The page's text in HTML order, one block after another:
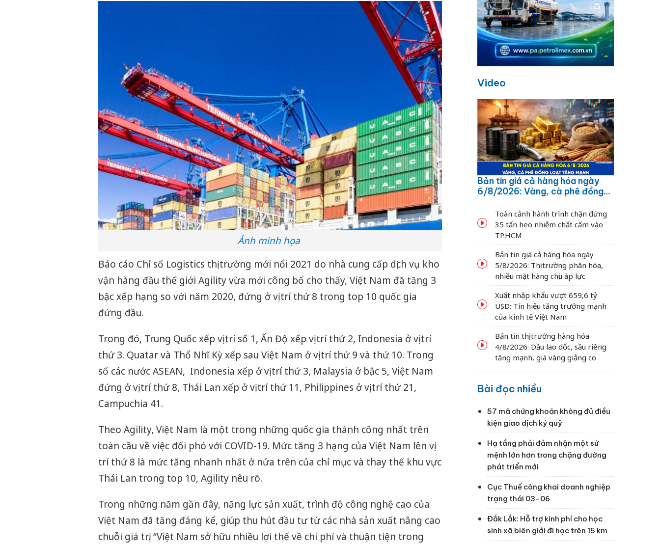
Ảnh minh họa
Báo cáo Chỉ số Logistics thị trường mới nổi 2021 do nhà cung cấp dịch vụ kho
vận hàng đầu thế giới Agility vừa mới công bố cho thấy, Việt Nam đã tăng 3
bậc xếp hạng so với năm 2020, đứng ở vị trí thứ 8 trong top 10 quốc gia
đứng đầu.
Trong đó, Trung Quốc xếp vị trí số 1, Ấn Độ xếp vị trí thứ 2, Indonesia ở vị trí
thứ 3. Quatar và Thổ Nhĩ Kỳ xếp sau Việt Nam ở vị trí thứ 9 và thứ 10. Trong
số các nước ASEAN, Indonesia xếp ở vị trí thứ 3, Malaysia ở bậc 5, Việt Nam
đứng ở vị trí thứ 8, Thái Lan xếp ở vị trí thứ 11, Philippines ở vị trí thứ 21,
Campuchia 41.
Theo Agility, Việt Nam là một trong những quốc gia thành công nhất trên
toàn cầu về việc đối phó với COVID-19. Mức tăng 3 hạng của Việt Nam lên vị
trí thứ 8 là mức tăng nhanh nhất ở nửa trên của chỉ mục và thay thế khu vực
Thái Lan trong top 10, Agility nêu rõ.
Trong những năm gần đây, năng lực sản xuất, trình độ công nghệ cao của
Việt Nam đã tăng đáng kể, giúp thu hút đầu tư từ các nhà sản xuất nâng cao
chuỗi giá trị. “Việt Nam sở hữu nhiều lợi thế về chi phí và thuận tiện trong
Video
Bản tin giá cả hàng hóa ngày
6/8/2026: Vàng, cà phê đồng
Toàn cảnh hành trình chặn đứng
35 tấn heo nhiễm chất cấm vào
TP.HCM
Bản tin giá cả hàng hóa ngày
5/8/2026: Thị trường phân hóa,
nhiều mặt hàng chịu áp lực
Xuất nhập khẩu vượt 659,6 tỷ
USD: Tín hiệu tăng trưởng mạnh
của kinh tế Việt Nam
Bản tin thị trường hàng hóa
4/8/2026: Dầu lao dốc, sầu riêng
tăng mạnh, giá vàng giằng co
Bài đọc nhiều
57 mã chứng khoán không đủ điều
kiện giao dịch ký quỹ
Hạ tầng phải đảm nhận một sứ
mệnh lớn hơn trong chặng đường
phát triển mới
Cục Thuế công khai doanh nghiệp
trạng thái 03-06
Đắk Lắk: Hỗ trợ kinh phí cho học
sinh xã biên giới đi học trên 15 km